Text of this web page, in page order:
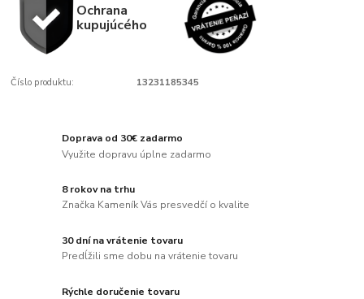
Ochrana
kupujúcého
Číslo produktu: 13231185345
Doprava od 30€ zadarmo
Využite dopravu úplne zadarmo
8 rokov na trhu
Značka Kameník Vás presvedčí o kvalite
30 dní na vrátenie tovaru
Predĺžili sme dobu na vrátenie tovaru
Rýchle doručenie tovaru